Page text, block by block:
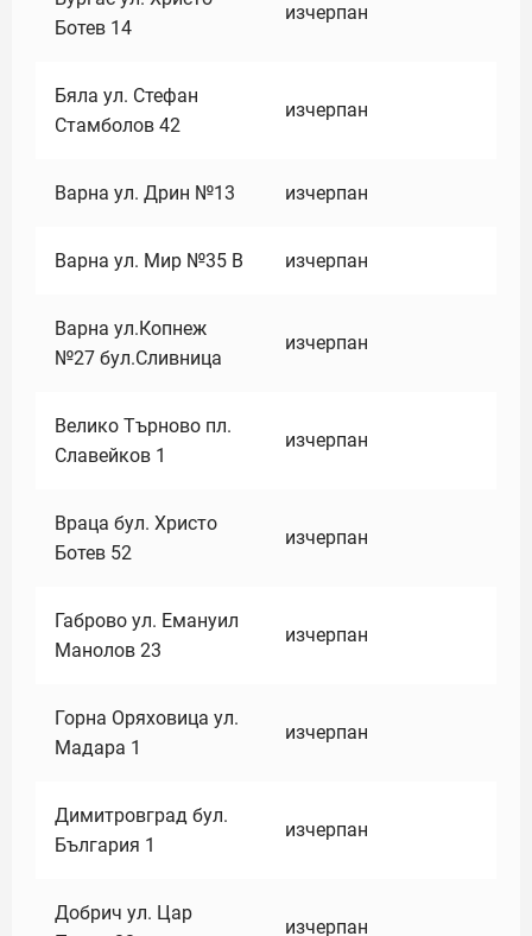
Ботев 14
изчерпан
Бяла ул. Стефан
Стамболов 42
изчерпан
Варна ул. Дрин №13 изчерпан
Варна ул. Мир №35 В изчерпан
Варна ул.Копнеж
№27 бул.Сливница
изчерпан
Велико Търново пл.
Славейков 1
изчерпан
Враца бул. Христо
Ботев 52
изчерпан
Габрово ул. Емануил
Манолов 23
изчерпан
Горна Оряховица ул.
Мадара 1
изчерпан
Димитровград бул.
България 1
изчерпан
Добрич ул. Цар
изчерпан